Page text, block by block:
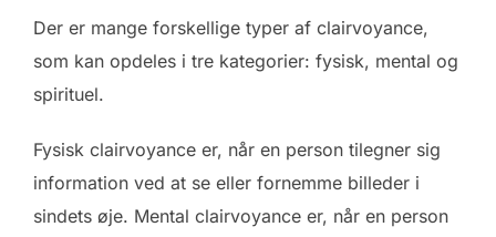
Der er mange forskellige typer af clairvoyance,
som kan opdeles i tre kategorier: fysisk, mental og
spirituel.
Fysisk clairvoyance er, når en person tilegner sig
information ved at se eller fornemme billeder i
sindets øje. Mental clairvoyance er, når en person